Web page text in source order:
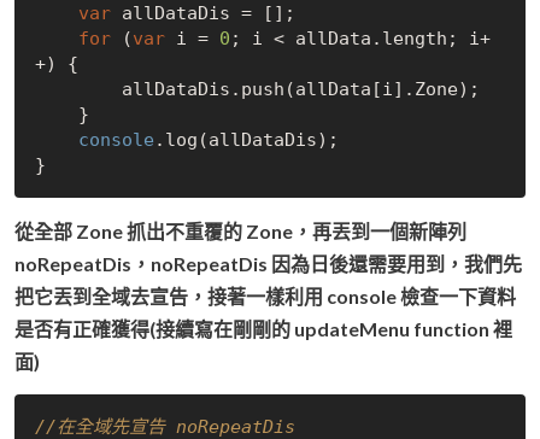
var allDataDis = [];
for (var i = 0 ; i < allData.length; i+
+) {
console .log(allDataDis);
從全部 Zone 抓出不重覆的 Zone，再丟到一個新陣列
noRepeatDis，noRepeatDis 因為日後還需要用到，我們先
把它丟到全域去宣告，接著一樣利用 console 檢查一下資料
是否有正確獲得(接續寫在剛剛的 updateMenu function 裡
面)
//在全域先宣告 noRepeatDis